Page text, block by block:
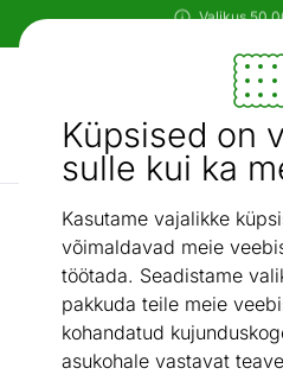
Küpsised on
sulle kui ka
Kasutame vajalikke
võimaldavad meie
töötada. Seadistame
pakkuda teile meie
kohandatud
asukohale vastavat
Mööbel ja sisustus -
Otsi...
Riiulid / Männipuidust